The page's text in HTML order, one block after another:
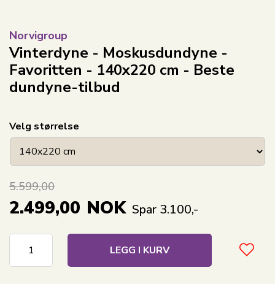
Norvigroup
Vinterdyne - Moskusdundyne -
Favoritten - 140x220 cm - Beste
dundyne-tilbud
Velg størrelse
5.599,00
2.499,00 NOK Spar 3.100,-
LEGG I KURV